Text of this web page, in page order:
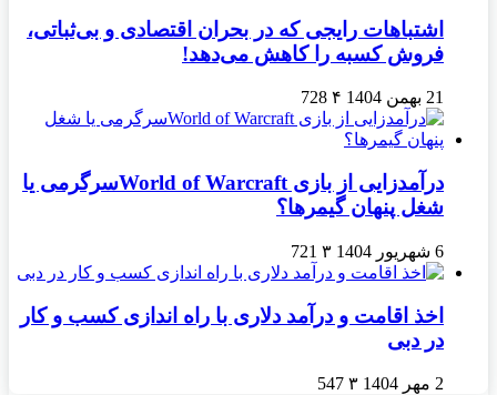
اشتباهات رایجی که در بحران اقتصادی و بی‌ثباتی،
فروش کسبه را کاهش می‌دهد!
21 بهمن 1404 ۴ 728
درآمدزایی از بازی World of Warcraftسرگرمی یا
شغل پنهان گیمرها؟
6 شهریور 1404 ۳ 721
اخذ اقامت و درآمد دلاری با راه اندازی کسب و کار
در دبی
2 مهر 1404 ۳ 547